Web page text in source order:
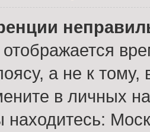
а не к
в личных
находитесь: